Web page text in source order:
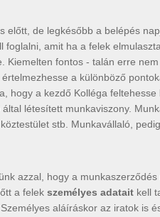
előtt, de legkésőbb a belépés
amit ha a felek
Kiemelten fontos - talán erre
a különböző
hogy a kezdő Kolléga
létesített munkaviszony.
stb. Munkavállaló,
azzal, hogy a
a felek személyes adatait kell
aláíráskor az iratok is